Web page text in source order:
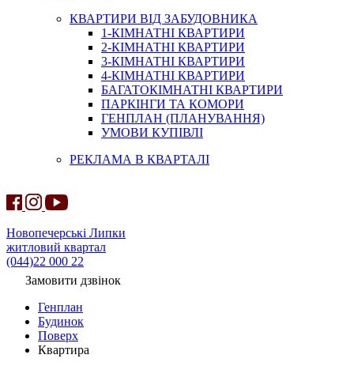
КВАРТИРИ ВІД ЗАБУДОВНИКА
1-КІМНАТНІ КВАРТИРИ
2-КІМНАТНІ КВАРТИРИ
3-КІМНАТНІ КВАРТИРИ
4-КІМНАТНІ КВАРТИРИ
БАГАТОКІМНАТНІ КВАРТИРИ
ПАРКІНГИ ТА КОМОРИ
ГЕНПЛАН (ПЛАНУВАННЯ)
УМОВИ КУПІВЛІ
РЕКЛАМА В КВАРТАЛІ
Новопечерські Липки
житловий квартал
(044)22 000 22
Замовити дзвінок
Генплан
Будинок
Поверх
Квартира